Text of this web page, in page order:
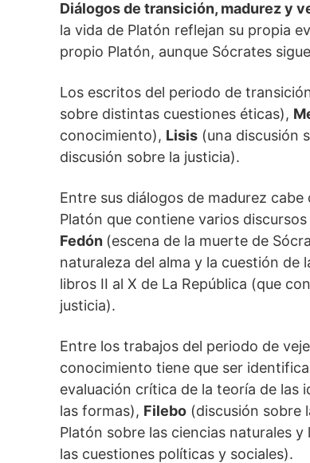
Diálogos de transición, madurez y
la vida de Platón reflejan su propia
propio Platón, aunque Sócrates
Los escritos del periodo de
sobre distintas cuestiones éticas),
conocimiento), Lisis (una discusión
discusión sobre la justicia).
Entre sus diálogos de madurez
Platón que contiene varios
Fedón (escena de la muerte de
naturaleza del alma y la cuestión de
libros II al X de La República (que
justicia).
Entre los trabajos del periodo de
conocimiento tiene que ser
evaluación crítica de la teoría de las
las formas), Filebo (discusión sobre
Platón sobre las ciencias naturales y
las cuestiones políticas y sociales).